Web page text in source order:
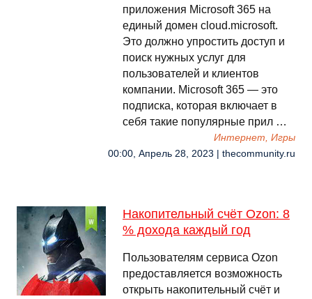
приложения Microsoft 365 на
единый домен cloud.microsoft.
Это должно упростить доступ и
поиск нужных услуг для
пользователей и клиентов
компании. Microsoft 365 — это
подписка, которая включает в
себя такие популярные прил …
Интернет, Игры
00:00, Апрель 28, 2023 | thecommunity.ru
Накопительный счёт Ozon: 8
% дохода каждый год
Пользователям сервиса Ozon
предоставляется возможность
открыть накопительный счёт и